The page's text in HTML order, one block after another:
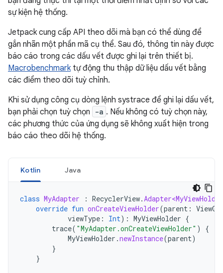
sự kiện hệ thống.
Jetpack cung cấp API theo dõi mà bạn có thể dùng để
gắn nhãn một phần mã cụ thể. Sau đó, thông tin này được
báo cáo trong các dấu vết được ghi lại trên thiết bị.
Macrobenchmarktự động thu thập dữ liệu dấu vết bằng
các điểm theo dõi tuỳ chỉnh.
Khi sử dụng công cụ dòng lệnh systrace để ghi lại dấu vết,
bạn phải chọn tuỳ chọn
-a . Nếu không có tuỳ chọn này,
các phương thức của ứng dụng sẽ không xuất hiện trong
báo cáo theo dõi hệ thống.
Kotlin Java
class MyAdapter : RecyclerView.
override fun onCreateViewHolder(parent :
viewType : Int): MyViewHolder {
trace( "MyAdapter.onCreateViewHolder" )
{
MyViewHolder .newInstance(parent)
}
}